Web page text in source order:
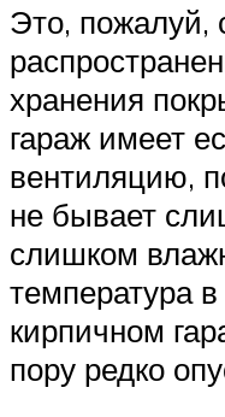
Это, пожалуй,
хранения
гараж имеет
вентиляцию,
не бывает
слишком
температура
кирпичном
пору редко